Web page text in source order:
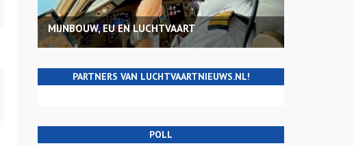
MIJNBOUW, EU EN LUCHTVAART
PARTNERS VAN LUCHTVAARTNIEUWS.NL!
POLL